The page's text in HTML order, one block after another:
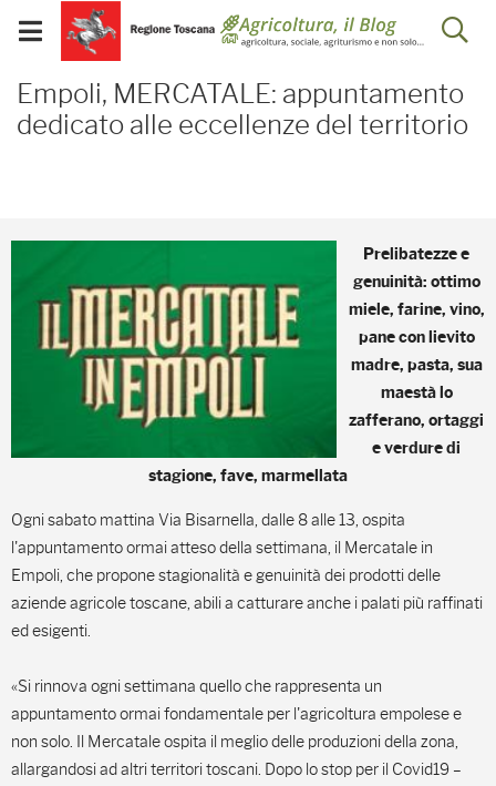
Skip to Main Content
Visualizza/chiudi
menu
mobile
Empoli, MERCATALE:
Empoli, MERCATALE: appuntamento
dedicato alle eccellenze del territorio
Prelibatezze e
genuinità: ottimo
miele, farine, vino,
pane con lievito
madre, pasta, sua
maestà lo
zafferano, ortaggi
e verdure di
stagione, fave, marmellata
Ogni sabato mattina Via Bisarnella, dalle 8 alle 13, ospita
l'appuntamento ormai atteso della settimana, il Mercatale in
Empoli, che propone stagionalità e genuinità dei prodotti delle
aziende agricole toscane, abili a catturare anche i palati più raffinati
ed esigenti.
«Si rinnova ogni settimana quello che rappresenta un
appuntamento ormai fondamentale per l'agricoltura empolese e
non solo. Il Mercatale ospita il meglio delle produzioni della zona,
allargandosi ad altri territori toscani. Dopo lo stop per il Covid19 –